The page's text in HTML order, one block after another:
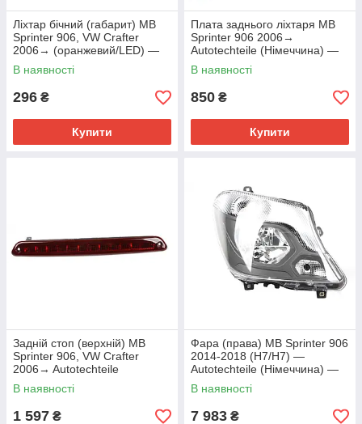
Ліхтар бічний (габарит) MB
Sprinter 906, VW Crafter
2006→ (оранжевий/LED) —
Rotweiss (Німеччина) —
RW82084
В наявності
296 ₴
Купити
Плата заднього ліхтаря MB
Sprinter 906 2006→
Autotechteile (Німеччина) —
100 8263
В наявності
850 ₴
Купити
Задній стоп (верхній) MB
Sprinter 906, VW Crafter
2006→ Autotechteile
(Німеччина) — 100 8275
В наявності
1 597 ₴
Фара (права) MB Sprinter 906
2014-2018 (H7/H7) —
Autotechteile (Німеччина) —
100 8407
В наявності
7 983 ₴